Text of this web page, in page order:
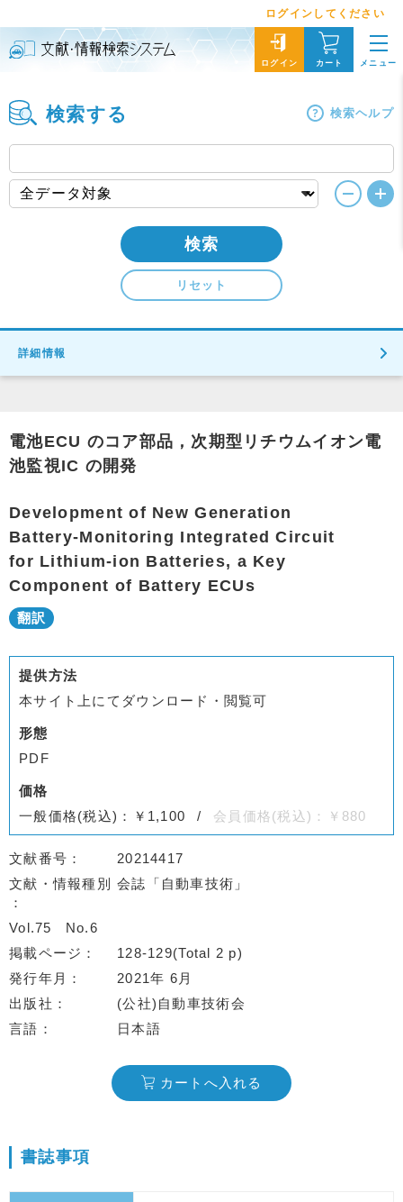
ログインしてください
ログイン カート メニュー
検索する 検索ヘルプ
検索
リセット
詳細情報
電池ECU のコア部品，次期型リチウムイオン電
池監視IC の開発
Development of New Generation
Battery-Monitoring Integrated Circuit
for Lithium-ion Batteries, a Key
Component of Battery ECUs
提供方法
本サイト上にてダウンロード・閲覧可
形態
PDF
価格
一般価格(税込)：￥1,100
会員価格(税込)：￥880
文献番号
20214417
文献・情報種別
会誌「自動車技術」
Vol.75
No.6
掲載ページ
128-129(Total 2 p)
発行年月
2021年 6月
出版社
(公社)自動車技術会
言語
日本語
カートへ入れる
書誌事項